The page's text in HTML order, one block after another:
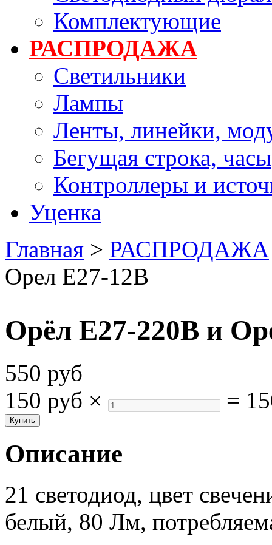
Комплектующие
РАСПРОДАЖА
Светильники
Лампы
Ленты, линейки,
Бегущая строка, часы
Контроллеры и
Уценка
Главная > РАСПРОДАЖА
Орел Е27-12В
Орёл Е27-220В и
550 руб
150 руб × =
Описание
21 светодиод, цвет
белый, 80 Лм,